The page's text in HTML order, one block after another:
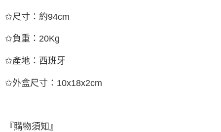
✩尺寸：約94cm
✩負重：20Kg
✩產地：西班牙
✩外盒尺寸：10x18x2cm
『購物須知』